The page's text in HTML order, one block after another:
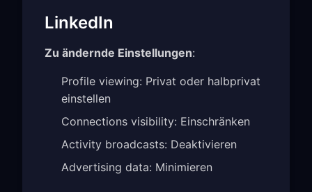
LinkedIn
Zu ändernde Einstellungen:
Profile viewing: Privat oder halbprivat
einstellen
Connections visibility: Einschränken
Activity broadcasts: Deaktivieren
Advertising data: Minimieren